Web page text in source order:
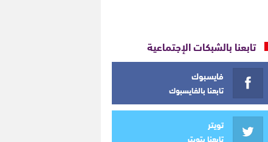
تابعنا بالشبكات الإجتماعية
فايسبوك
تابعنا بالفايسبوك
تويتر
تابعنا بتويتر